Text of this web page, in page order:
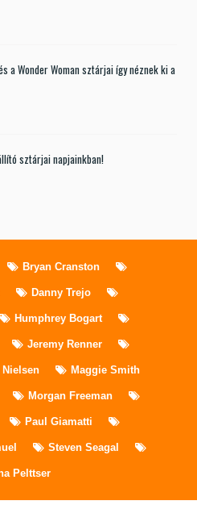
a Wonder Woman sztárjai így néznek ki a
sztárjai napjainkban!
Bryan Cranston
Danny Trejo
Humphrey Bogart
Jeremy Renner
Nielsen Maggie Smith
Morgan Freeman
Paul Giamatti
Steven Seagal
Pelttser